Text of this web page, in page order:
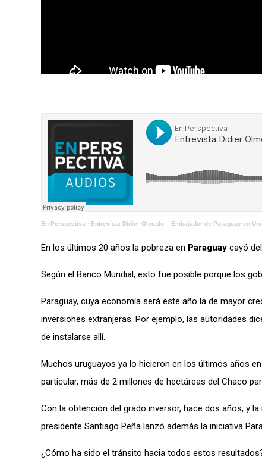
En Perspectiva · Entrevista Didier Olmedo – Embajador de Paraguay en
En los últimos 20 años la pobreza en Paraguay cayó
Según el Banco Mundial, esto fue posible porque los
Paraguay, cuya economía será este año la de mayor
inversiones extranjeras. Por ejemplo, las autoridades
de instalarse allí.
Muchos uruguayos ya lo hicieron en los últimos años
particular, más de 2 millones de hectáreas del Chaco
Con la obtención del grado inversor, hace dos años, y
presidente Santiago Peña lanzó además la iniciativa
¿Cómo ha sido el tránsito hacia todos estos